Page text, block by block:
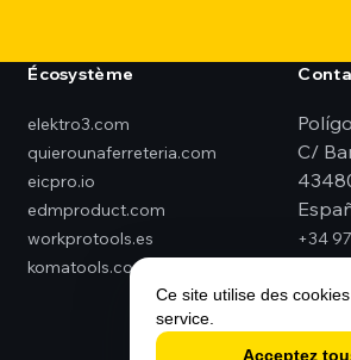
Écosystème
elektro3.com
quierounaferreteria.com
eicpro.io
edmproduct.com
workprotools.es
komatools.com
C/
+34
Ce site utilise des
service.
Acceptez